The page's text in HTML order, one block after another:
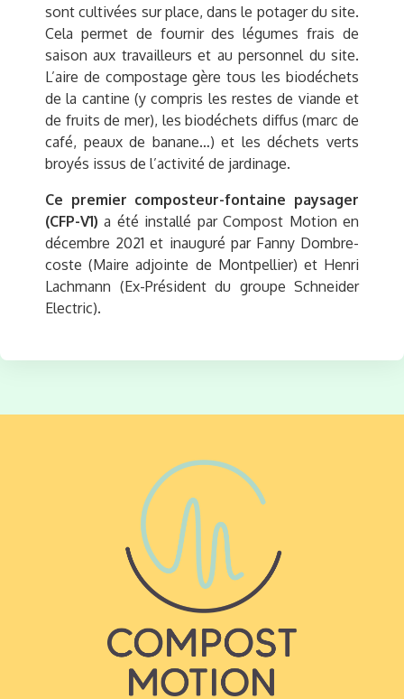
sont cultivées sur place, dans le potager du site.
Cela permet de fournir des légumes frais de
saison aux travailleurs et au personnel du site.
L’aire de compostage gère tous les biodéchets
de la cantine (y compris les restes de viande et
de fruits de mer), les biodéchets diffus (marc de
café, peaux de banane…) et les déchets verts
broyés issus de l’activité de jardinage.
Ce premier composteur-fontaine paysager
(CFP-V1) a été installé par Compost Motion en
décembre 2021 et inauguré par Fanny Dombre-
coste (Maire adjointe de Montpellier) et Henri
Lachmann (Ex-Président du groupe Schneider
Electric).